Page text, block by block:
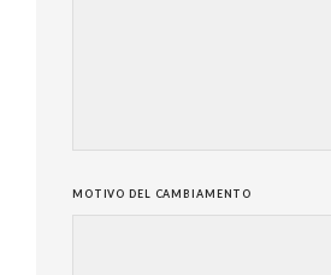
MOTIVO DEL CAMBIAMENTO